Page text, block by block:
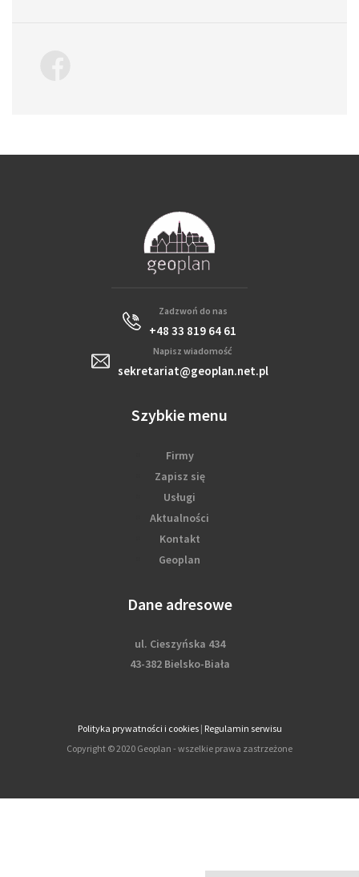
Zadzwoń do nas
+48 33 819 64 61
Napisz wiadomość
sekretariat@geoplan.net.pl
Szybkie menu
Firmy
Zapisz się
Usługi
Aktualności
Kontakt
Geoplan
Dane adresowe
ul. Cieszyńska 434
43-382 Bielsko-Biała
Polityka prywatności i cookies| Regulamin serwisu
Copyright © 2020 Geoplan - wszelkie prawa zastrzeżone